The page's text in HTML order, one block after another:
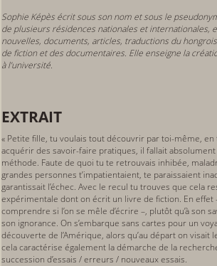
Sophie Képès écrit sous son nom et sous le
de plusieurs résidences nationales et internationales,
nouvelles, documents, articles, traductions du
de fiction et des documentaires. Elle enseigne la
à l’université.
EXTRAIT
« Petite fille, tu voulais tout découvrir par toi-même,
acquérir des savoir-faire pratiques, il fallait
méthode. Faute de quoi tu te retrouvais inhibée,
grandes personnes t’impatientaient, te paraissaient
garantissait l’échec. Avec le recul tu trouves que cela
expérimentale dont on écrit un livre de fiction. En effet
comprendre si l’on se mêle d’écrire –, plutôt qu’à son
son ignorance. On s’embarque sans cartes pour un
découverte de l’Amérique, alors qu’au départ on visait
cela caractérise également la démarche de la
succession d’essais / erreurs / nouveaux essais.